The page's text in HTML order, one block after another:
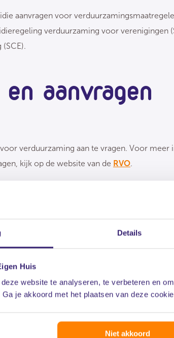
Details
Huis
website te analyseren, te verbeteren en
je akkoord met het plaatsen van deze
Niet akkoord
aanvragen voor
verduurzaming voor verenigingen
aanvragen
verduurzaming aan te vragen. Voor meer
kijk op de website van de RVO.
energiebesparing voor woningeigenaren